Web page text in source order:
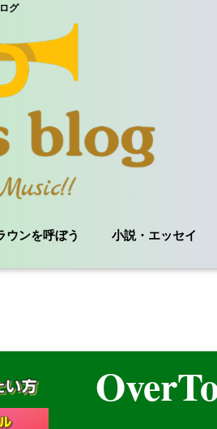
グ
ウンを呼ぼう 小説・エッセイ